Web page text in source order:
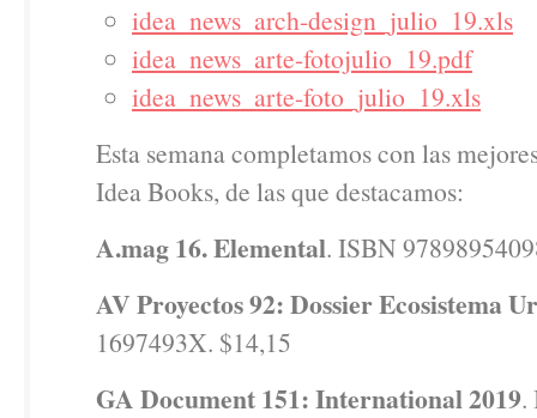
idea_news_arch-design_julio_19.xls
idea_news_arte-fotojulio_19.pdf
idea_news_arte-foto_julio_19.xls
Esta semana completamos con las
Idea Books, de las que destacamos:
A.mag 16. Elemental. ISBN
AV Proyectos 92: Dossier Ecosistema
1697493X. $14,15
GA Document 151: International 2019.